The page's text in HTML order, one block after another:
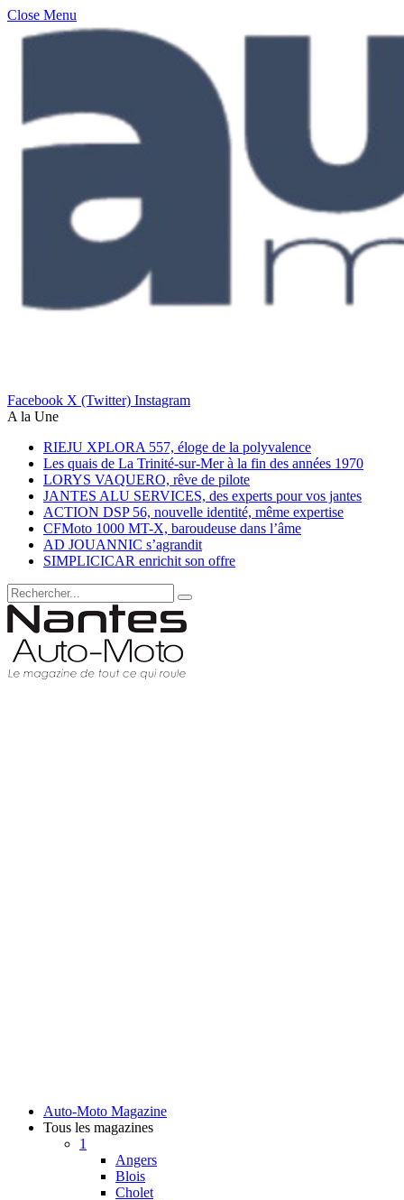
Close Menu
Facebook X (Twitter) Instagram
A la Une
RIEJU XPLORA 557, éloge de la polyvalence
Les quais de La Trinité-sur-Mer à la fin des années 1970
LORYS VAQUERO, rêve de pilote
JANTES ALU SERVICES, des experts pour vos jantes
ACTION DSP 56, nouvelle identité, même expertise
CFMoto 1000 MT-X, baroudeuse dans l’âme
AD JOUANNIC s’agrandit
SIMPLICICAR enrichit son offre
Auto-Moto Magazine
Tous les magazines
1
Angers
Blois
Cholet